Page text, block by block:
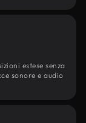
estese senza
sonore e audio